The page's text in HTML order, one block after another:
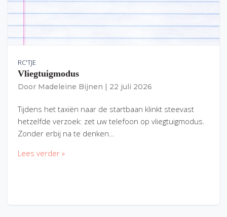
RC'TJE
Vliegtuigmodus
Door Madeleine Bijnen 22 juli 2026
Tijdens het taxiën naar de startbaan klinkt steevast
hetzelfde verzoek: zet uw telefoon op vliegtuigmodus.
Zonder erbij na te denken…
Lees verder »